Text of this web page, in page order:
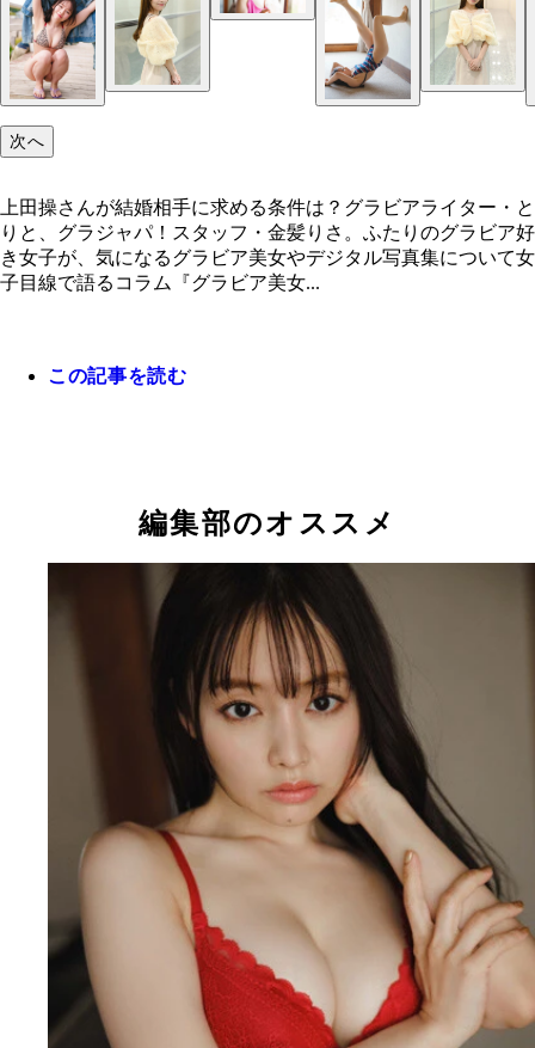
最新デジタル写真集『ゆさぶられる。』（撮影／
ータ）より。んーっと、気持ち良さそうなおっち
最新デジタル写真集『ゆさぶられる。』（撮影／
ータ）より
最新デジタル写真集『ゆさぶられる。』（撮影／
ータ）より
次へ
上田操さんが結婚相手に求める条件は？グラビアライター・と
りと、グラジャパ！スタッフ・金髪りさ。ふたりのグラビア好
き女子が、気になるグラビア美女やデジタル写真集について女
子目線で語るコラム『グラビア美女...
この記事を読む
編集部のオススメ